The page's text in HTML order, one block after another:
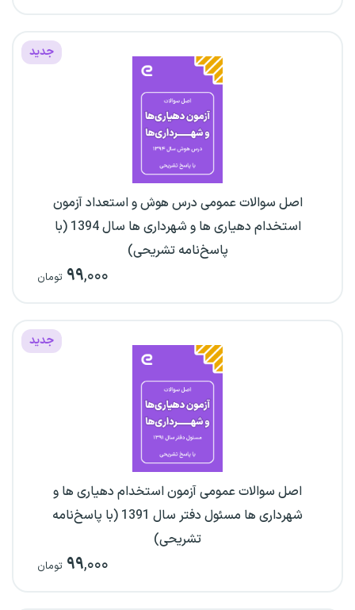
جدید
اصل سوالات عمومی درس هوش و استعداد آزمون
استخدام دهیاری ها و شهرداری ها سال 1394 (با
پاسخ‌نامه تشریحی)
۹۹,۰۰۰ تومان
جدید
اصل سوالات عمومی آزمون استخدام دهیاری ها و
شهرداری ها مسئول دفتر سال 1391 (با پاسخ‌نامه
تشریحی)
۹۹,۰۰۰ تومان